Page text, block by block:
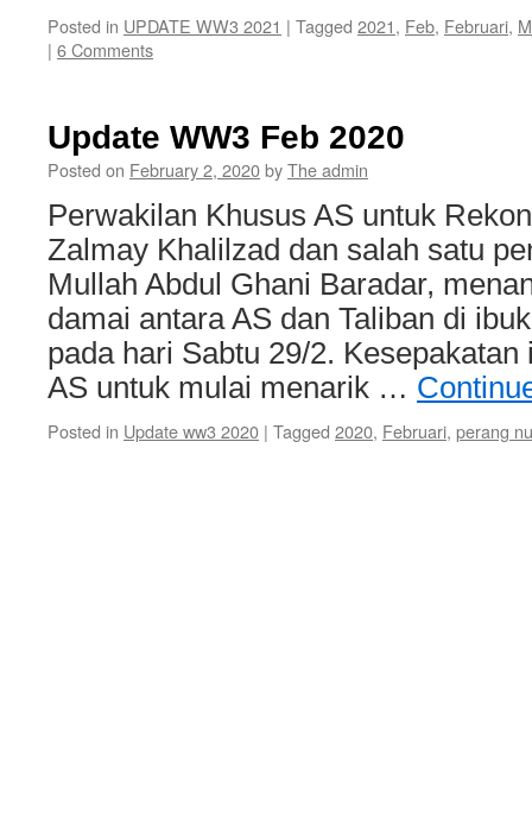
Posted in UPDATE WW3 2021 | Tagged 2021, Feb, Februari,
| 6 Comments
Update WW3 Feb 2020
Posted on February 2, 2020byThe admin
Perwakilan Khusus AS untuk
Zalmay Khalilzad dan salah satu
Mullah Abdul Ghani Baradar,
damai antara AS dan Taliban di
pada hari Sabtu 29/2.
AS untuk mulai menarik …
Posted in Update ww3 2020 | Tagged 2020, Februari, perang